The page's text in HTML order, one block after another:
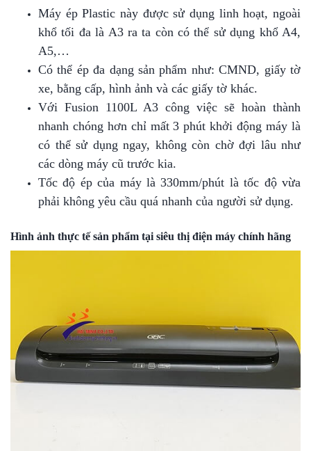
Máy ép Plastic này được sử dụng linh hoạt, ngoài
khổ tối đa là A3 ra ta còn có thể sử dụng khổ A4,
A5,…
Có thể ép đa dạng sản phẩm như: CMND, giấy tờ
xe, bằng cấp, hình ảnh và các giấy tờ khác.
Với Fusion 1100L A3 công việc sẽ hoàn thành
nhanh chóng hơn chỉ mất 3 phút khởi động máy là
có thể sử dụng ngay, không còn chờ đợi lâu như
các dòng máy cũ trước kia.
Tốc độ ép của máy là 330mm/phút là tốc độ vừa
phải không yêu cầu quá nhanh của người sử dụng.
Hình ảnh thực tế sản phẩm tại siêu thị điện máy chính hãng